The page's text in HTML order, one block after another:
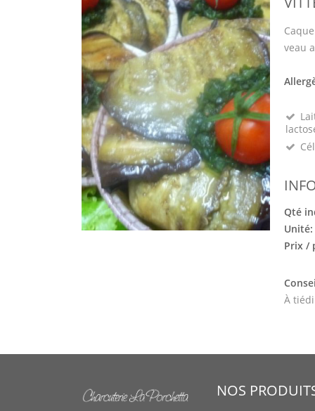
veau
Qté
Unité:
Prix /
À
NOS